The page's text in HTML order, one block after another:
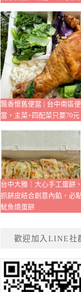
飄香懷舊便當 | 台中南區
當，主菜+四配菜只要70
台中大雅｜大心手工蛋餅
抓餅皮結合創意內餡，必
魷魚燒蛋餅
歡迎加入LINE社